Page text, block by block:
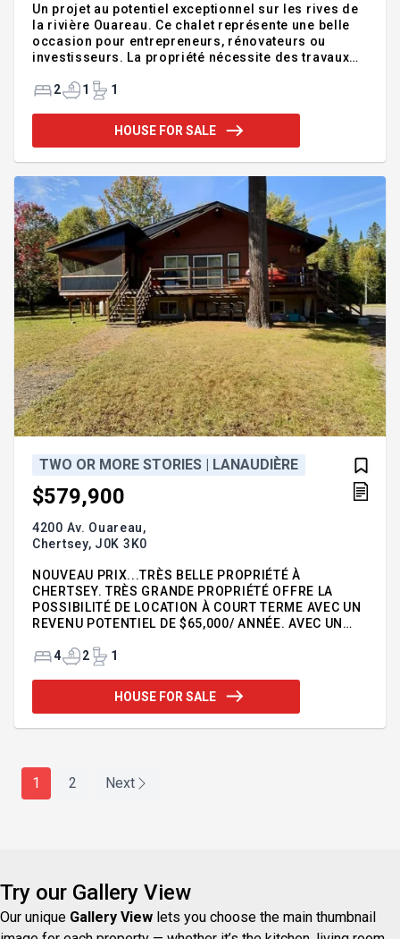
Un projet au potentiel exceptionnel sur les rives de
la rivière Ouareau. Ce chalet représente une belle
occasion pour entrepreneurs, rénovateurs ou
investisseurs. La propriété nécessite des travaux
l'électricité, remplacement de la fosse septique.
de revente et une valeur sûre à long terme. Avec
221 pieds de frontage sur l'eau et son
Communiquez avec nous dès maintenant pour
réserver une visite Située
2 1 1
HOUSE FOR SALE
TWO OR MORE STORIES | LANAUDIÈRE
$579,900
4200 Av. Ouareau,
Chertsey, J0K 3K0
NOUVEAU PRIX...TRÈS BELLE PROPRIÉTÉ À
CHERTSEY. TRÈS GRANDE PROPRIÉTÉ OFFRE LA
POSSIBILITÉ DE LOCATION À COURT TERME AVEC UN
REVENU POTENTIEL DE $65,000/ ANNÉE. AVEC UN
magnifique terrain de plus de 37,000 pc, cette très
Ouareau. Vous prendrez plaisir à vous baigner,
faire du canot ou du Paddle Bord lors des chaudes
4 2 1
HOUSE FOR SALE
1 2 Next
Try our Gallery View
Our unique Gallery View lets you choose the main thumbnail